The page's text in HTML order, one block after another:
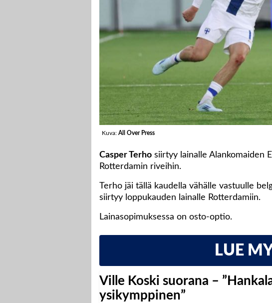
Kuva: All Over Press
Casper Terho siirtyy lainalle Alankomaiden
Rotterdamin riveihin.
Terho jäi tällä kaudella vähälle vastuulle
siirtyy loppukauden lainalle Rotterdamiin.
Lainasopimuksessa on osto-optio.
LUE
Ville Koski suorana –
ysikymppinen”